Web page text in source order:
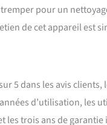
pour un
de cet appareil est
5 dans les avis
d’utilisation, les
les trois ans de